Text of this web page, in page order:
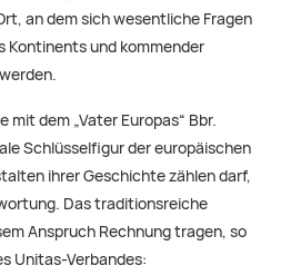
an dem sich wesentliche Fragen
Kontinents und kommender
mit dem „Vater Europas“ Bbr.
Schlüsselfigur der europäischen
ihrer Geschichte zählen darf,
Das traditionsreiche
Anspruch Rechnung tragen, so
Unitas-Verbandes: